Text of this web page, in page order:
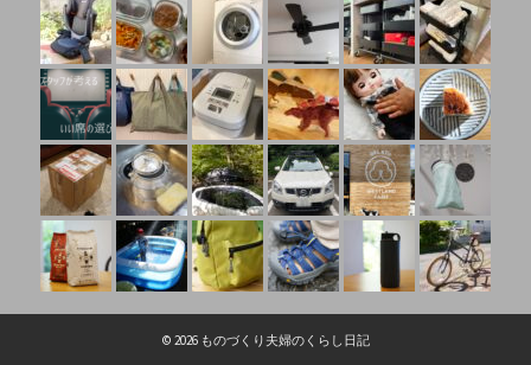
© 2026 ものづくり夫婦のくらし日記